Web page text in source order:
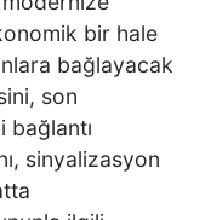
İNSANI
ZİRVEYE
MAKİNA’YA
bir hale
bağlayacak
son
bağlantı
sinyalizasyon